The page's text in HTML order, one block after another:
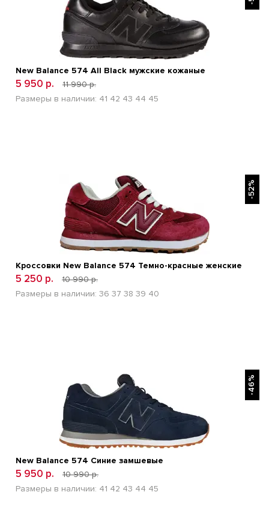
New Balance 574 All Black мужские кожаные
5 950 р.
11 990 р.
Размеры в наличии: 41 42 43 44 45
-52%
Кроссовки New Balance 574 Темно-красные женские
5 250 р.
10 990 р.
Размеры в наличии: 36 37 38 39 40
-46%
New Balance 574 Синие замшевые
5 950 р.
10 990 р.
Размеры в наличии: 41 42 43 44 45